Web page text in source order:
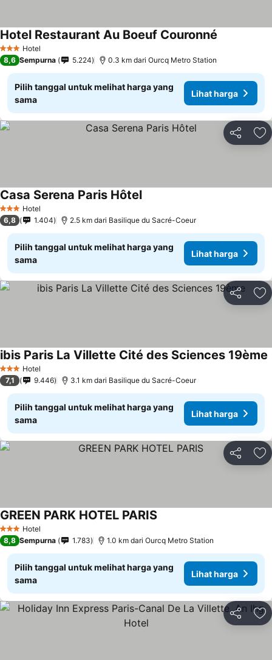
3 BintangHotel
Hotel Restaurant Au Boeuf Couronné
8,6 Sempurna 5.224 0.3 km dari Ourcq Metro Station
Pilih tanggal untuk melihat harga yang
sama
Lihat harga
Bagikan
3 BintangHotel
Casa Serena Paris HôtelLihat harga
6,8 1.404 2.5 km dari Basilique du Sacré-Coeur
Pilih tanggal untuk melihat harga yang
sama
Lihat harga
Bagikan
3 BintangHotel
ibis Paris La Villette Cité des Sciences 19ème
7,1 9.446 3.1 km dari Basilique du Sacré-Coeur
Pilih tanggal untuk melihat harga yang
sama
Lihat harga
Bagikan
3 BintangHotel
GREEN PARK HOTEL PARIS
8,8 Sempurna 1.783 1.0 km dari Ourcq Metro Station
Pilih tanggal untuk melihat harga yang
sama
Lihat harga
Bagikan